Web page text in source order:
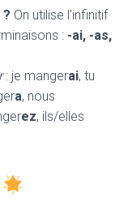
On utilise l’infinitif
: -ai, -as,
: je mangerai, tu
a, nous
ez, ils/elles